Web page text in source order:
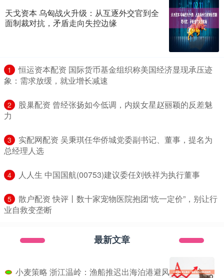
天戈资本 乌匈战火升级：从互逐外交官到全
面制裁对抗，矛盾走向失控边缘
1
​恒运资本配资 国际货币基金组织称美国经济显现承压迹
象：需求放缓，就业增长减速
2
​股巢配资 曾经张扬如今低调，内娱女星赵丽颖的反差魅
力
3
​实配网配资 吴秉琪任华侨城党委副书记、董事，提名为
总经理人选
4 ​人人生 中国国航(00753)建议委任刘铁祥为执行董事
5
​散户配资 快评丨数十家宠物医院抱团“统一定价”，别让行
业自救变垄断
最新文章
小麦策略 浙江温岭：渔船推迟出海泊港避风